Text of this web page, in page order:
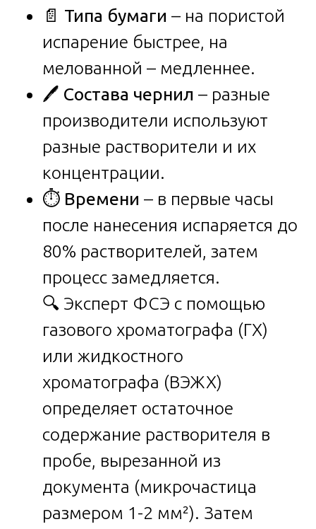
📄 Типа бумаги – на пористой
испарение быстрее, на
мелованной – медленнее.
🖊️ Состава чернил – разные
производители используют
разные растворители и их
концентрации.
⏱️ Времени – в первые часы
после нанесения испаряется до
80% растворителей, затем
процесс замедляется.
🔍 Эксперт ФСЭ с помощью
газового хроматографа (ГХ)
или жидкостного
хроматографа (ВЭЖХ)
определяет остаточное
содержание растворителя в
пробе, вырезанной из
документа (микрочастица
размером 1-2 мм²). Затем